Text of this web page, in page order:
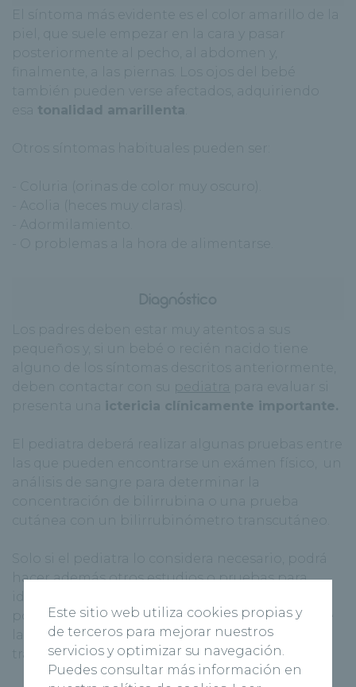
El síntoma más evidente es el color amarillo de la
piel, que suele empezar en la cara y pasar
posteriormente al pecho, al abdomen y,
finalmente, a las piernas. Los ojos del bebé
también pueden verse afectados, adquiriendo
esa tonalidad amarillenta
Otros síntomas habituales pueden ser:
- Coluria (orinas de color muy oscuro).
- Acolia (heces muy claras).
- Adormilamiento.
- O problemas a la hora de alimentarse.
Los padres deben estar muy atentos a sus
pequeños y, si un bebé o recién nacido tiene
alguno de los síntomas descritos anteriormente,
deben contactar con su
pediatra para evaluar si
presenta una
ictericia clínicamente importante.
El pediatra deberá realizar algunas pruebas entre
las que pueden encontrarse un exámen físico, un
análisis de sangre para determinar la
concentración de bilirrubina o una prueba
cutánea con un bilirrubinómetro transcutáneo.
Solo si el pediatra lo considera necesario, podrá
hacer además otros estudios o pruebas para
poder actuar acorde. La gravedad dependerá de
la edad del bebe y de la presencia de otros
trastornos.
Este sitio web utiliza cookies propias y
de terceros para mejorar nuestros
servicios y optimizar su navegación.
Puedes consultar más información en